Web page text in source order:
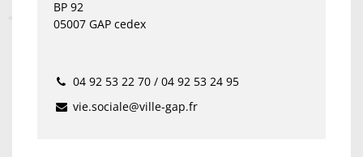
BP 92
05007 GAP cedex
04 92 53 22 70 / 04 92 53 24 95
vie.sociale@ville-gap.fr